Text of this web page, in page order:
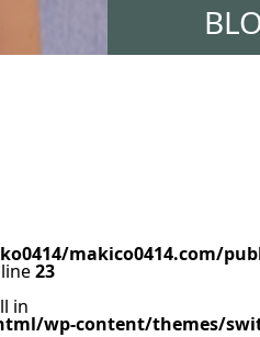
makico0414.com/
23
in
wp-content/themes/